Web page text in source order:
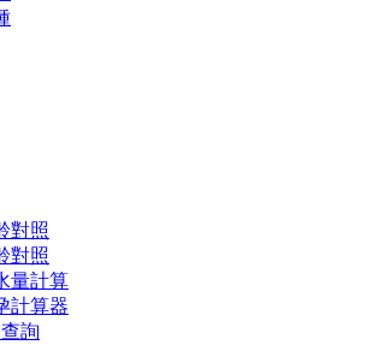
對照
對照
量計算
計算器
詢